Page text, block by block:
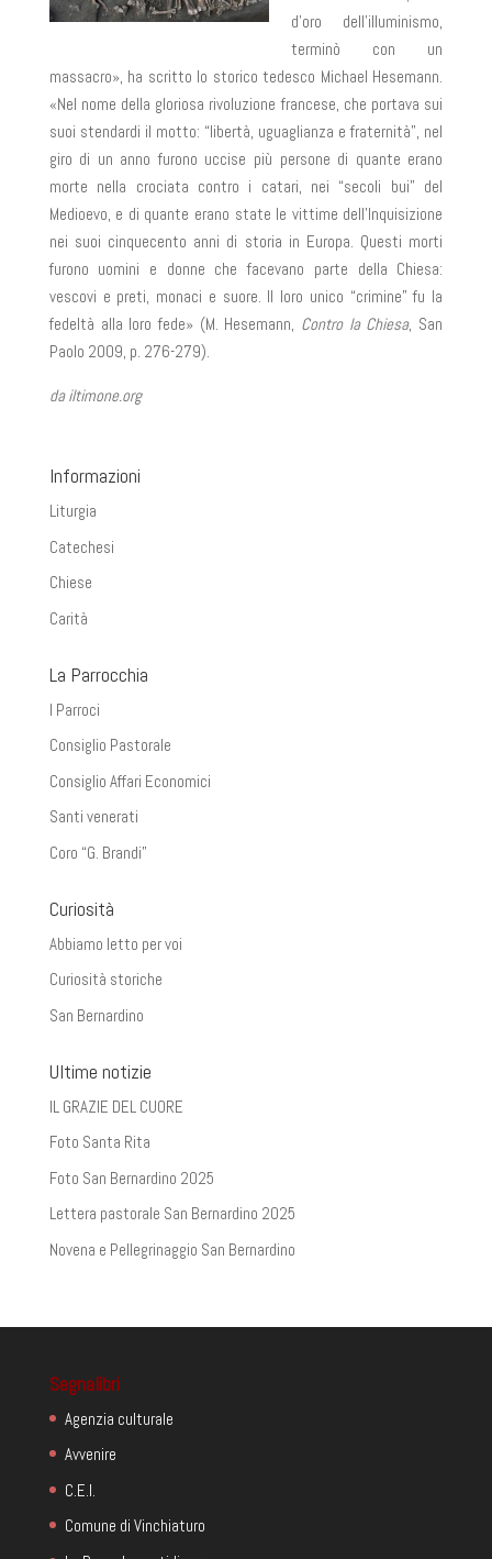
d’oro dell’illuminismo,
terminò con un
massacro», ha scritto lo storico tedesco Michael Hesemann.
«Nel nome della gloriosa rivoluzione francese, che portava sui
suoi stendardi il motto: “libertà, uguaglianza e fraternità”, nel
giro di un anno furono uccise più persone di quante erano
morte nella crociata contro i catari, nei “secoli bui” del
Medioevo, e di quante erano state le vittime dell’Inquisizione
nei suoi cinquecento anni di storia in Europa. Questi morti
furono uomini e donne che facevano parte della Chiesa:
vescovi e preti, monaci e suore. Il loro unico “crimine” fu la
fedeltà alla loro fede» (M. Hesemann, Contro la Chiesa, San
Paolo 2009, p. 276-279).
da iltimone.org
Informazioni
Liturgia
Catechesi
Chiese
Carità
La Parrocchia
I Parroci
Consiglio Pastorale
Consiglio Affari Economici
Santi venerati
Coro “G. Brandi”
Curiosità
Abbiamo letto per voi
Curiosità storiche
San Bernardino
Ultime notizie
IL GRAZIE DEL CUORE
Foto Santa Rita
Foto San Bernardino 2025
Lettera pastorale San Bernardino 2025
Novena e Pellegrinaggio San Bernardino
Segnalibri
Agenzia culturale
Avvenire
C.E.I.
Comune di Vinchiaturo